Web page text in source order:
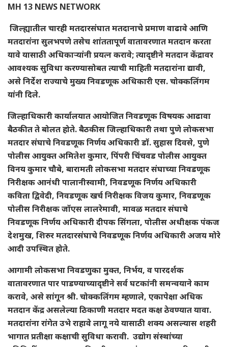
MH 13 NEWS NETWORK
जिल्ह्यातील चारही मतदारसंघात मतदानाचे प्रमाण वाढावे आणि
मतदारांना सुलभपणे तसेच शांततापूर्ण वातावरणात मतदान करता
यावे यासाठी अधिकाऱ्यांनी प्रयत्न करावे; त्यादृष्टीने मतदान केंद्रावर
आवश्यक सुविधा करण्यासोबत त्याची माहिती मतदारांना द्यावी,
असे निर्देश राज्याचे मुख्य निवडणूक अधिकारी एस. चोक्कलिंगम
यांनी दिले.
जिल्हाधिकारी कार्यालयात आयोजित निवडणूक विषयक आढावा
बैठकीत ते बोलत होते. बैठकीस जिल्हाधिकारी तथा पुणे लोकसभा
मतदार संघाचे निवडणूक निर्णय अधिकारी डॉ. सुहास दिवसे, पुणे
पोलीस आयुक्त अमितेश कुमार, पिंपरी चिंचवड पोलीस आयुक्त
विनय कुमार चौबे, बारामती लोकसभा मतदार संघाच्या निवडणूक
निरीक्षक आनंधी पालानीस्वामी, निवडणूक निर्णय अधिकारी
कविता द्विवेदी, निवडणूक खर्च निरीक्षक विजय कुमार, निवडणूक
पोलीस निरीक्षक जॉएस लालरेमावी, मावळ मतदार संघाचे
निवडणूक निर्णय अधिकारी दीपक सिंगला, पोलीस अधीक्षक पंकज
देशमुख, शिरुर मतदारसंघाचे निवडणूक निर्णय अधिकारी अजय मोरे
आदी उपस्थित होते.
आगामी लोकसभा निवडणुका मुक्त, निर्भय, व पारदर्शक
वातावरणात पार पाडण्याच्यादृष्टीने सर्व घटकांनी समन्वयाने काम
करावे, असे सांगून श्री. चोक्कलिंगम म्हणाले, एकापेक्षा अधिक
मतदान केंद्र असलेल्या ठिकाणी मतदार मदत कक्ष ठेवण्यात यावा.
मतदारांना रांगेत उभे राहावे लागू नये यासाठी शक्य असल्यास शहरी
भागात प्रतीक्षा कक्षाची सुविधा करावी. उद्योग संस्थांच्या